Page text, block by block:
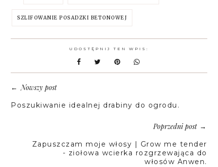
SZLIFOWANIE POSADZKI BETONOWEJ
UDOSTĘPNIJ TEN WPIS:
←Nowszy post
Poszukiwanie idealnej drabiny do ogrodu.
Poprzedni post→
Zapuszczam moje włosy | Grow me tender
- ziołowa wcierka rozgrzewająca do
włosów Anwen.